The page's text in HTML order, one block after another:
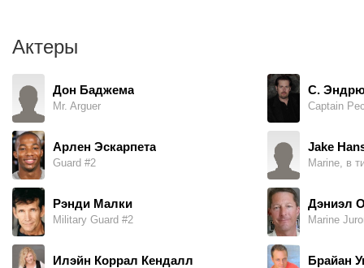
бывшего военного юриста Чарли ей не обойтись.
ей кажется, что муж просто стал козлом отпущения
в масштабном правительственном заговоре.
Актеры
Дон Баджема
Mr. Arguer
Арлен Эскарпета
Guard #2
Рэнди Малки
Military Guard #2
Илэйн Коррал Кендалл
С.
Captain
Jake
Marine, в
Дэниэл
Брайан